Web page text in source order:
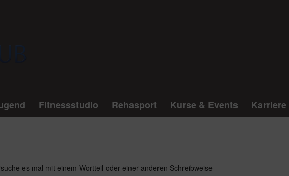
Fitnessstudio Rehasport Kurse & Events Karriere
es mal mit einem Wortteil oder einer anderen Schreibweise